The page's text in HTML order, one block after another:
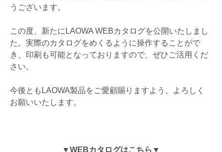
うございます。
この度、新たにLAOWA WEBカタログを公開いたしまし
た。実際のカタログをめくるように操作することがで
き、印刷も可能となっておりますので、ぜひご活用くだ
さい。
今後ともLAOWA製品をご愛顧賜りますよう、よろしく
お願いいたします。
▼WEBカタログはこちら▼